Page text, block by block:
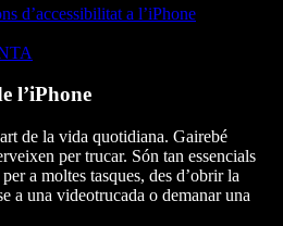
d’accessibilitat a l’iPhone
l’iPhone
de la vida quotidiana. Gairebé
per trucar. Són tan essencials
a moltes tasques, des d’obrir la
a una videotrucada o demanar una